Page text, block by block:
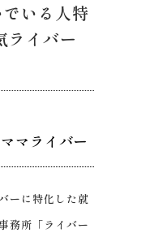
いる人特
ライバー
マライバー
ーに特化した就
務所「ライバー